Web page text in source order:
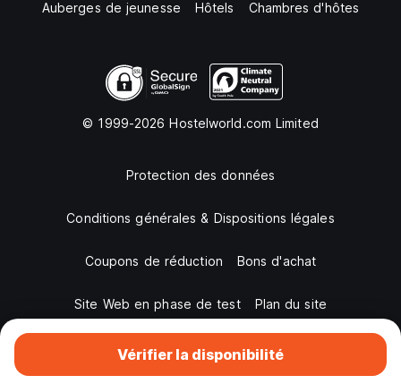
Vérifier la disponibilité
Auberges de jeunesse Hôtels Chambres d'hôtes
© 1999-2026 Hostelworld.com Limited
Protection des données
Conditions générales & Dispositions légales
Coupons de réduction Bons d'achat
Site Web en phase de test Plan du site